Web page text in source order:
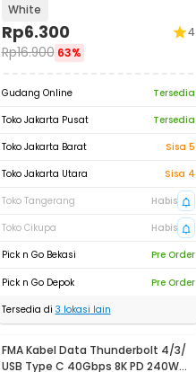
White
Rp6.300
Rp16.900 63%
4
Gudang Online
Tersedia
Toko Jakarta Pusat
Tersedia
Toko Jakarta Barat
Sisa 5
Toko Jakarta Utara
Sisa 4
Toko Tangerang
Habis
Toko Cikupa
Habis
Pick n Go Bekasi
Pre Order
Pick n Go Depok
Pre Order
Tersedia di 3 lokasi lain
FMA Kabel Data Thunderbolt 4/3/
USB Type C 40Gbps 8K PD 240W